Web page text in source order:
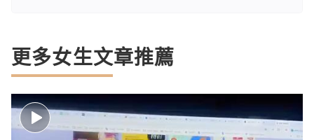
更多女生文章推薦